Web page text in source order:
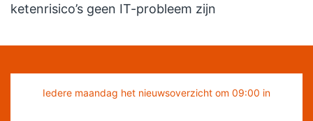
ketenrisico’s geen IT-probleem zijn
Iedere maandag het nieuwsoverzicht om 09:00 in